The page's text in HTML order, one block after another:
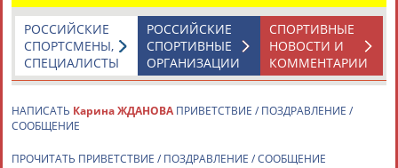
СПОРТИВНЫЕ
НОВОСТИ И
КОММЕНТАРИИ
РОССИЙСКИЕ
СПОРТИВНЫЕ
ОРГАНИЗАЦИИ
РОССИЙСКИЕ
СПОРТСМЕНЫ,
СПЕЦИАЛИСТЫ
НАПИСАТЬ Карина ЖДАНОВА ПРИВЕТСТВИЕ / ПОЗДРАВЛЕНИЕ /
СООБЩЕНИЕ
ПРОЧИТАТЬ ПРИВЕТСТВИЕ / ПОЗДРАВЛЕНИЕ / СООБЩЕНИЕ